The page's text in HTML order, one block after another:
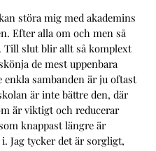
störa mig med akademins
Efter alla om och men så
slut blir allt så komplext
de mest uppenbara
sambanden är ju oftast
är inte bättre den, där
är viktigt och reducerar
knappast längre är
Jag tycker det är sorgligt,